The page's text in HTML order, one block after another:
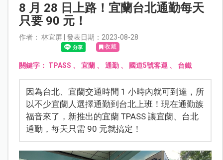
8 月 28 日上路！宜蘭台北通勤每天
只要 90 元！
作者： 林宜屏 | 發表日期：2023-08-28
收藏
關鍵字： TPASS 、 宜蘭、 通勤、 國道5號客運、 台鐵
因為台北、宜蘭交通時間 1 小時內就可到達，所
以不少宜蘭人選擇通勤到台北上班！現在通勤族
福音來了，新推出的宜蘭 TPASS 讓宜蘭、台北
通勤，每天只需 90 元就搞定！